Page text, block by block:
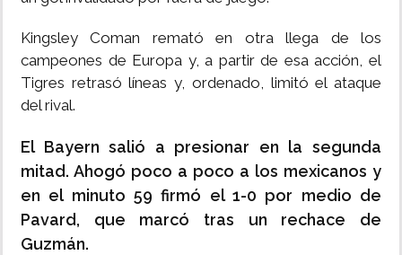
Kingsley Coman remató en otra llega de los
campeones de Europa y, a partir de esa acción, el
Tigres retrasó líneas y, ordenado, limitó el ataque
del rival.
El Bayern salió a presionar en la segunda
mitad. Ahogó poco a poco a los mexicanos y
en el minuto 59 firmó el 1-0 por medio de
Pavard, que marcó tras un rechace de
Guzmán.